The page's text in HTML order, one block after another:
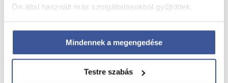
Ön által használt más szolgáltatásokból gyűjtöttek.
Mindennek a megengedése
Testre szabás
→
Szolgáltatások
→
Tájékoztatók